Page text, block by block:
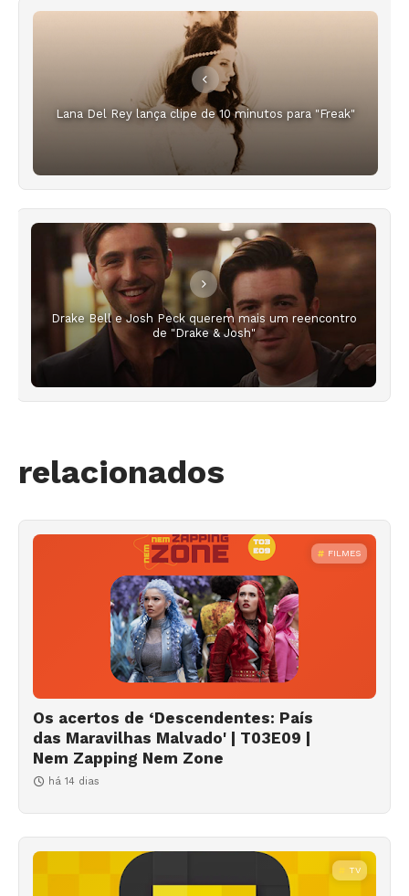
Lana Del Rey lança clipe de 10 minutos para "Freak"
Drake Bell e Josh Peck querem mais um reencontro
de "Drake & Josh"
relacionados
FILMES
Os acertos de ‘Descendentes: País
das Maravilhas Malvado' | T03E09 |
Nem Zapping Nem Zone
há 14 dias
TV